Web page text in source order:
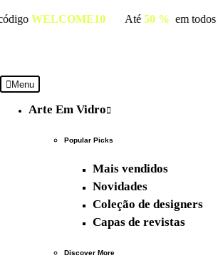
com o códigoWELCOME10Até50 %
Menu
Arte Em Vidro
Popular Picks
Mais vendidos
Novidades
Coleção de designers
Capas de revistas
Discover More